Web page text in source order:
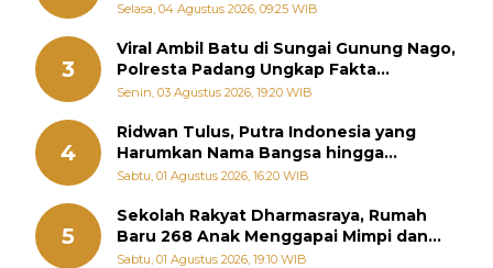
Selasa, 04 Agustus 2026, 09:25 WIB
3
Viral Ambil Batu di Sungai Gunung Nago,
Polresta Padang Ungkap Fakta
Sebenarnya
Senin, 03 Agustus 2026, 19:20 WIB
4
Ridwan Tulus, Putra Indonesia yang
Harumkan Nama Bangsa hingga
Diabadikan dalam Buku Jepang
Sabtu, 01 Agustus 2026, 16:20 WIB
5
Sekolah Rakyat Dharmasraya, Rumah
Baru 268 Anak Menggapai Mimpi dan
Memutus Rantai Kemiskinan
Sabtu, 01 Agustus 2026, 19:10 WIB